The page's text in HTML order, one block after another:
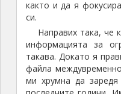
както и да я
си.
Направих така, че
информацията за
такава. Докато я
файла
ми хрумна да